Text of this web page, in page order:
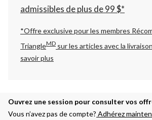
admissibles de plus de 99 $*
*Offre exclusive pour les membres
TriangleMD sur les articles avec la
savoir plus
Ouvrez une session pour consulter vos
Vous n’avez pas de compte? Adhérez